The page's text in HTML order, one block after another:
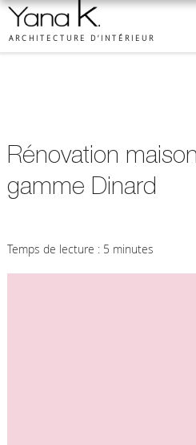
ARCHITECTURE D’INTÉRIEUR
Rénovation
gamme Dinard
Temps de lecture : 5 minutes